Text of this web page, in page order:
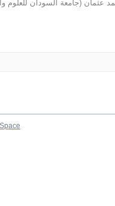
عثمان (جامعة السودان للعلوم